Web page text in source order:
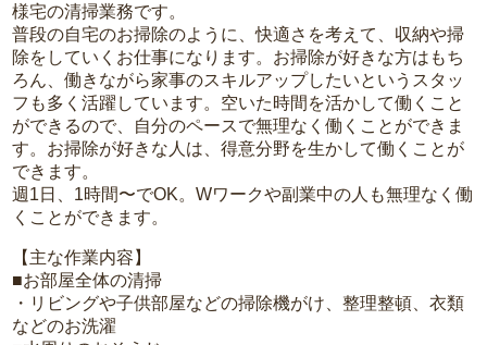
様宅の清掃業務です。
普段の自宅のお掃除のように、快適さを考えて、収納や掃
除をしていくお仕事になります。お掃除が好きな方はもち
ろん、働きながら家事のスキルアップしたいというスタッ
フも多く活躍しています。空いた時間を活かして働くこと
ができるので、自分のペースで無理なく働くことができま
す。お掃除が好きな人は、得意分野を生かして働くことが
できます。
週1日、1時間〜でOK。Wワークや副業中の人も無理なく働
くことができます。
【主な作業内容】
■お部屋全体の清掃
・リビングや子供部屋などの掃除機がけ、整理整頓、衣類
などのお洗濯